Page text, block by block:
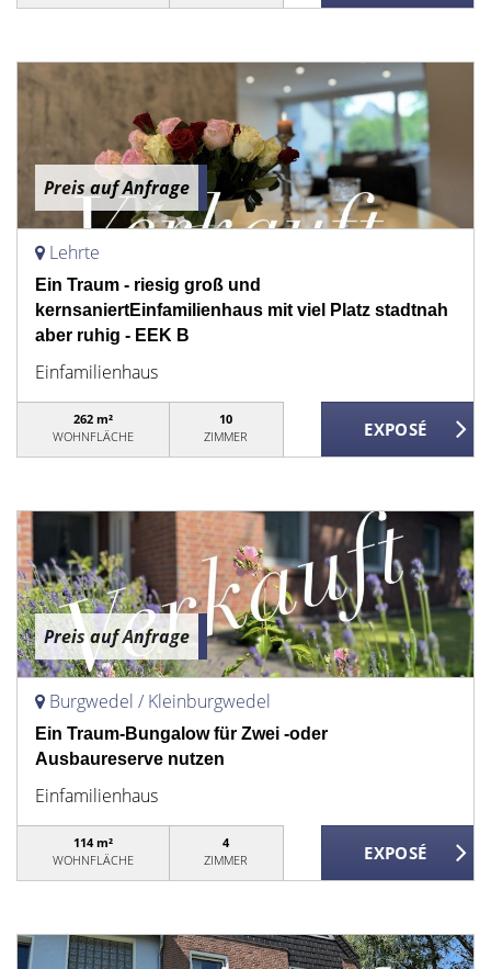
Preis auf Anfrage
Lehrte
Ein Traum - riesig groß und
kernsaniertEinfamilienhaus mit viel Platz stadtnah
aber ruhig - EEK B
Einfamilienhaus
262 m²
WOHNFLÄCHE
10
ZIMMER
Preis auf Anfrage
Burgwedel / Kleinburgwedel
Ein Traum-Bungalow für Zwei -oder
Ausbaureserve nutzen
Einfamilienhaus
114 m²
WOHNFLÄCHE
4
ZIMMER